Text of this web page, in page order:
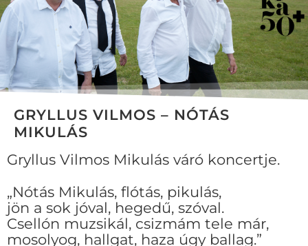
GRYLLUS VILMOS – NÓTÁS
MIKULÁS
Gryllus Vilmos Mikulás váró koncertje.
„Nótás Mikulás, flótás, pikulás,
jön a sok jóval, hegedű, szóval.
Csellón muzsikál, csizmám tele már,
mosolyog, hallgat, haza úgy ballag.”